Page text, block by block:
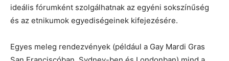
ideális fórumként szolgálhatnak az egyéni sokszínűség
és az etnikumok egyediségeinek kifejezésére.
Egyes meleg rendezvények (például a Gay Mardi Gras